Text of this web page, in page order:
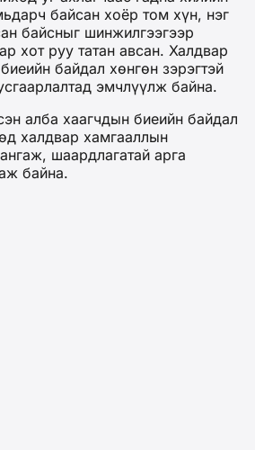
байсан хоёр том хүн, нэг
байсныг шинжилгээгээр
хот руу татан авсан. Халдвар
байдал хөнгөн зэрэгтэй
эмчлүүлж байна.
алба хаагчдын биеийн байдал
халдвар хамгааллын
шаардлагатай арга
байна.